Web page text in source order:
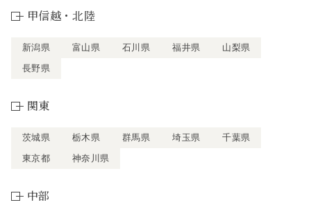
甲信越・北陸
新潟県 富山県 石川県 福井県
山梨県
長野県
関東
茨城県 栃木県 群馬県 埼玉県
千葉県
東京都
神奈川県
中部